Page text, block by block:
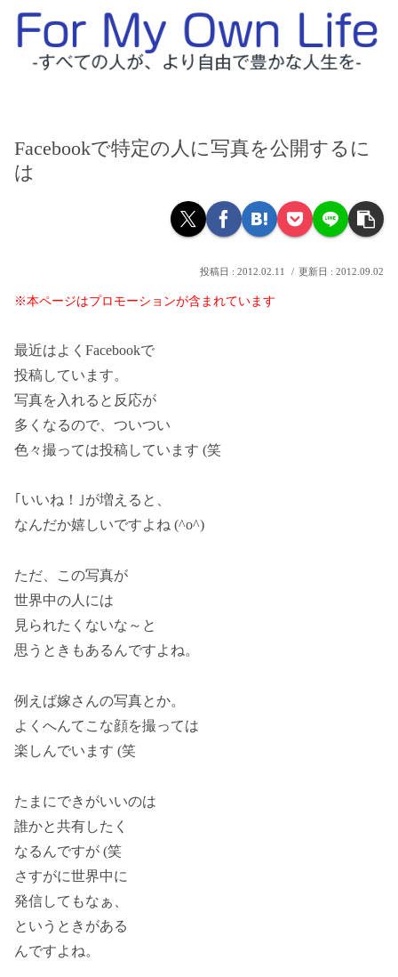
Facebookで特定の人に写真を公開するに
は
2012.02.11 2012.09.02
※本ページはプロモーションが含まれています
最近はよくFacebookで
投稿しています。
写真を入れると反応が
多くなるので、ついつい
色々撮っては投稿しています (笑
｢いいね！｣が増えると、
なんだか嬉しいですよね (^o^)
ただ、この写真が
世界中の人には
見られたくないな～と
思うときもあるんですよね。
例えば嫁さんの写真とか。
よくへんてこな顔を撮っては
楽しんでいます (笑
たまにできがいいのは
誰かと共有したく
なるんですが (笑
さすがに世界中に
発信してもなぁ、
というときがある
んですよね。